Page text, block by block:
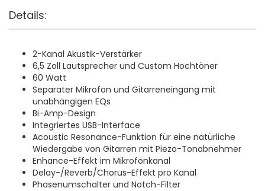
Details:
2-Kanal Akustik-Verstärker
6,5 Zoll Lautsprecher und Custom Hochtöner
60 Watt
Separater Mikrofon und Gitarreneingang mit
unabhängigen EQs
Bi-Amp-Design
Integriertes USB-Interface
Acoustic Resonance-Funktion für eine natürliche
Wiedergabe von Gitarren mit Piezo-Tonabnehmer
Enhance-Effekt im Mikrofonkanal
Delay-/Reverb/Chorus-Effekt pro Kanal
Phasenumschalter und Notch-Filter